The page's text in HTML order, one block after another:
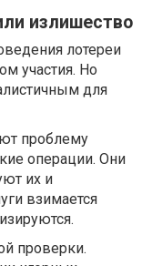
излишество
лотереи
участия. Но
для
проблему
операции. Они
их и
взимается
проверки.